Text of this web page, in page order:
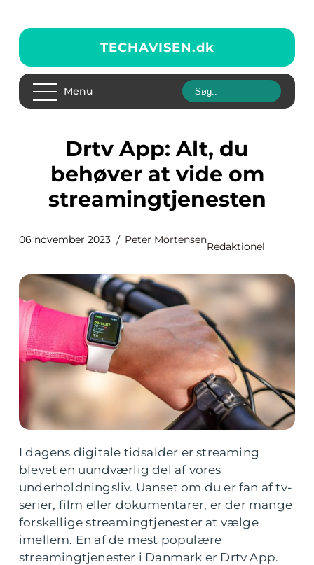
TECHAVISEN.dk
Menu
Drtv App: Alt, du
behøver at vide om
streamingtjenesten
06 november 2023 Peter Mortensen
Redaktionel
I dagens digitale tidsalder er streaming
blevet en uundværlig del af vores
underholdningsliv. Uanset om du er fan af tv-
serier, film eller dokumentarer, er der mange
forskellige streamingtjenester at vælge
imellem. En af de mest populære
streamingtjenester i Danmark er Drtv App.